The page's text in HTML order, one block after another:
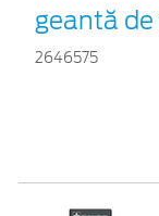
geantă de
2646575